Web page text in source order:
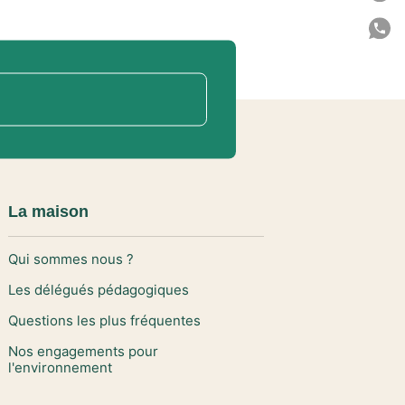
La maison
Qui sommes nous ?
Les délégués pédagogiques
Questions les plus fréquentes
Nos engagements pour
l'environnement